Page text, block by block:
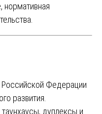
нормативная
Российской Федерации
развития.
дуплексы и